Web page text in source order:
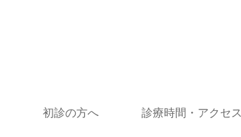
初診の方へ 診療時間・アクセス